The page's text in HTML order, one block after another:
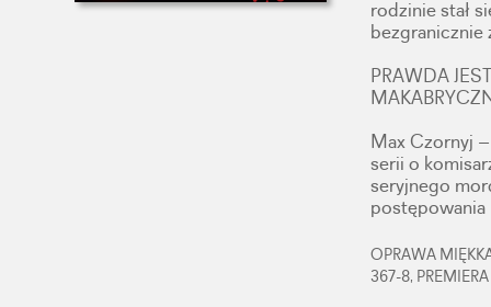
rodzinie stał
bezgranicznie
PRAWDA
Max Czornyj
serii o
seryjnego
postępowania
OPRAWA
367-8,